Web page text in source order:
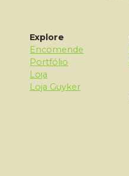
Explore
Encomende
Portfólio
Loja
Loja Guyker